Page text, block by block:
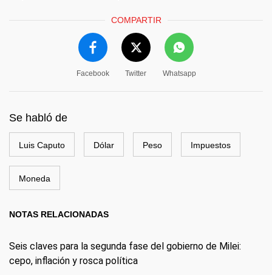
COMPARTIR
Facebook Twitter Whatsapp
Se habló de
Luis Caputo Dólar Peso Impuestos
Moneda
NOTAS RELACIONADAS
Seis claves para la segunda fase del gobierno de Milei:
cepo, inflación y rosca política